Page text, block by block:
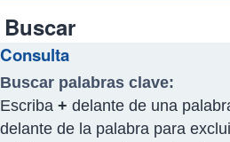
Buscar
Consulta
Buscar palabras clave:
Escriba + delante de una
delante de la palabra para